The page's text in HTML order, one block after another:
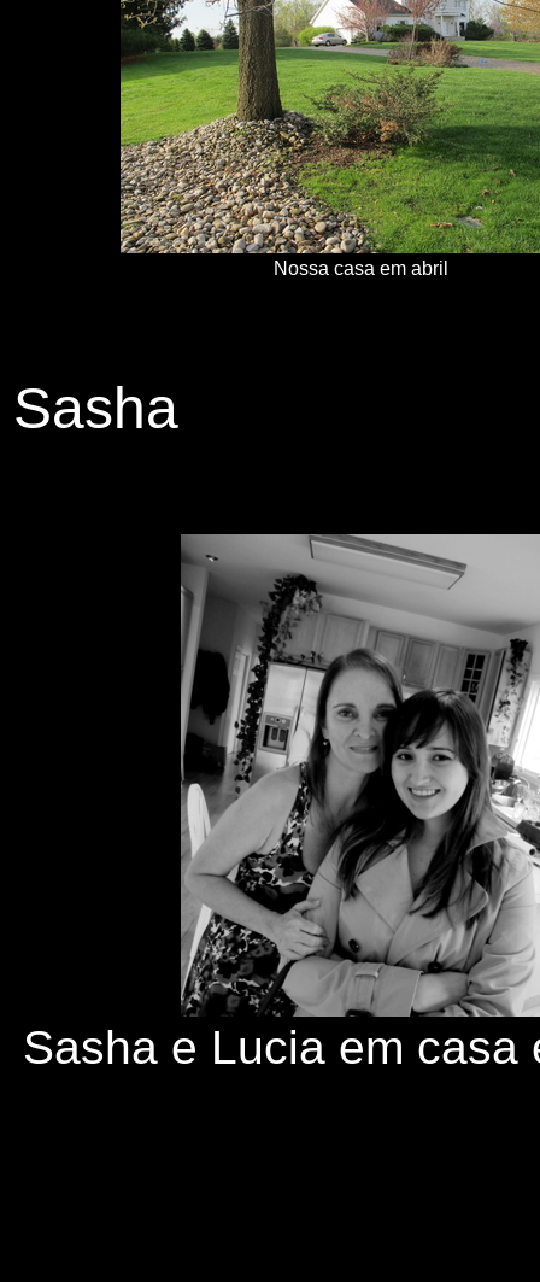
Nossa casa em abril
Sasha
Sasha e Lucia em casa